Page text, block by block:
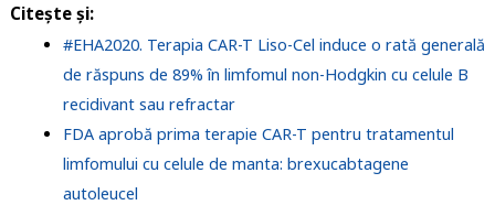
Citește și:
#EHA2020. Terapia CAR-T Liso-Cel induce o rată generală
de răspuns de 89% în limfomul non-Hodgkin cu celule B
recidivant sau refractar
FDA aprobă prima terapie CAR-T pentru tratamentul
limfomului cu celule de manta: brexucabtagene
autoleucel